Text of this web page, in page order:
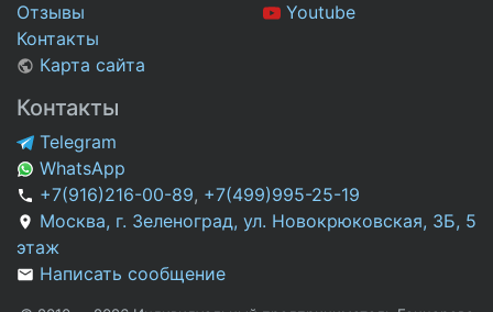
Отзывы
Контакты
Карта сайта
Youtube
Контакты
Telegram
WhatsApp
+7(916)216-00-89, +7(499)995-25-19
Москва, г. Зеленоград, ул. Новокрюковская, 3Б, 5
этаж
Написать сообщение